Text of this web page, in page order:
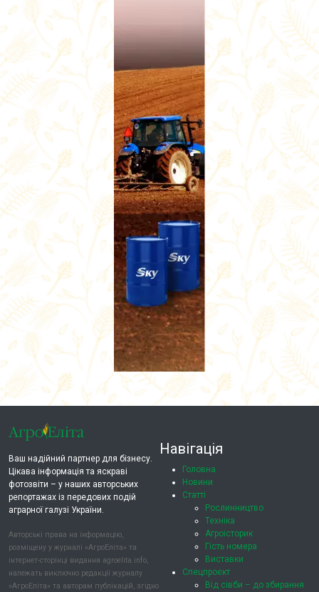
Ваш надійний партнер для бізнесу.
Цікава інформація та яскраві
фотозвіти – у наших авторських
репортажах із передових подій
аграрної галузі України.
Авторські права на інформацію,
розміщену у журналі «АгроЕліта» та
інтернет-сторінці видання agroelita.info,
належать виключно редакції журналу
«АгроЕліта» та авторам публікацій, згідно
Навігація
Головна
Новини
Статті
Рослинництво
Техніка
Агроісторик
Гість номера
Виставки
Спецпроєкт
Від сівби – до збирання